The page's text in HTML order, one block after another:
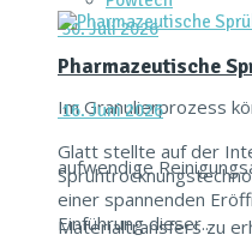
30. Juli 2026
Im Granulierprozess
aufwendige
Materialtransfers zu
Pharmazeutische
16. Juni 2026
Glatt stellte auf der
einer spannenden
Einführung dieser...